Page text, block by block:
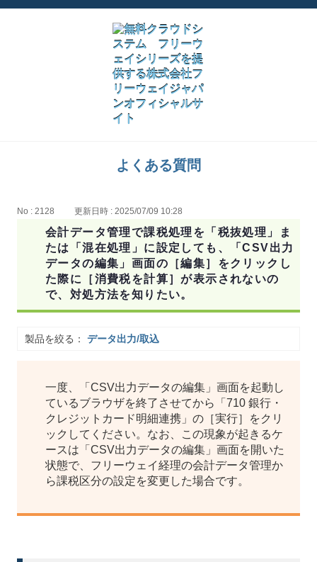
よくある質問
No : 2128 更新日時 : 2025/07/09 10:28
会計データ管理で課税処理を「税抜処理」ま
たは「混在処理」に設定しても、「CSV出力
データの編集」画面の［編集］をクリックし
た際に［消費税を計算］が表示されないの
で、対処方法を知りたい。
製品を絞る： データ出力/取込
一度、「CSV出力データの編集」画面を起動し
ているブラウザを終了させてから「710 銀行・
クレジットカード明細連携」の［実行］をクリ
ックしてください。なお、この現象が起きるケ
ースは「CSV出力データの編集」画面を開いた
状態で、フリーウェイ経理の会計データ管理か
ら課税区分の設定を変更した場合です。